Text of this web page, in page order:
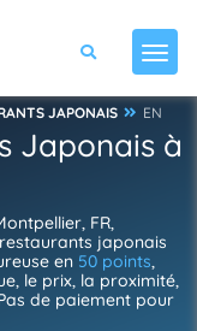
JAPONAIS EN
Japonais à
FR,
japonais
en 50 points,
le prix, la proximité,
de paiement pour